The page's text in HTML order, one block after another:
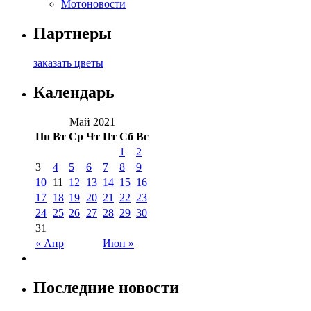
Мотоновости
Партнеры
заказать цветы
Календарь
Май 2021
Пн Вт Ср Чт Пт Сб Вс
« Апр Июн »
1
2
3
4 5 6 7 8
9
10 11 12 13 14 15 16
17 18 19 20 21 22 23
24 25 26 27 28 29 30
31
Последние новости